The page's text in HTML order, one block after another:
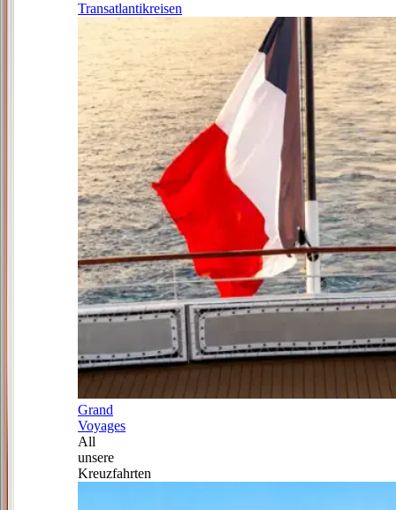
Transatlantikreisen
Grand
Voyages
All
unsere
Kreuzfahrten